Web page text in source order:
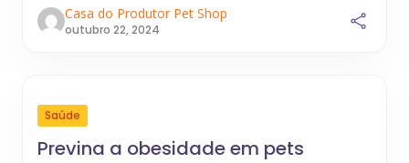
Casa do Produtor Pet Shop
outubro 22, 2024
Saúde
Previna a obesidade em pets